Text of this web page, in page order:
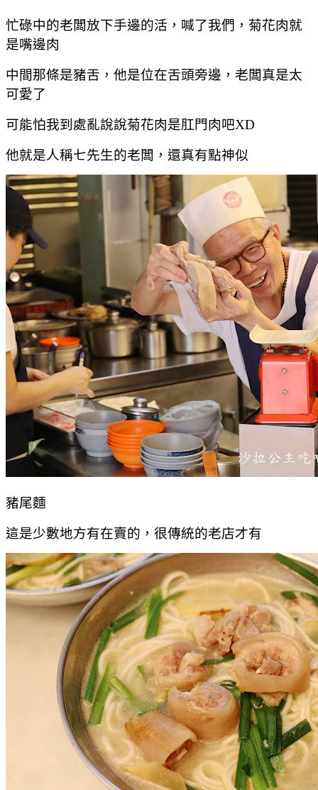
忙碌中的老闆放下手邊的活，喊了我們，菊花肉就
是嘴邊肉
中間那條是豬舌，他是位在舌頭旁邊，老闆真是太
可愛了
可能怕我到處亂說說菊花肉是肛門肉吧XD
他就是人稱七先生的老闆，還真有點神似
豬尾麵
這是少數地方有在賣的，很傳統的老店才有